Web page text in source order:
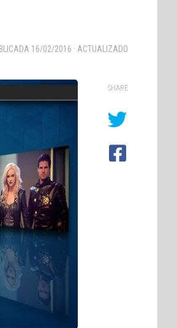
16/02/2016 · ACTUALIZADO
SHARE